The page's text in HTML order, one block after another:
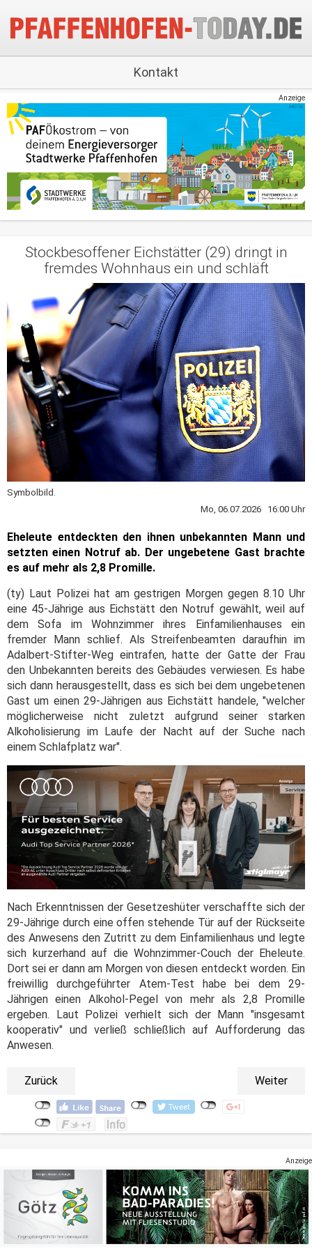
Kontakt
Anzeige
Stockbesoffener Eichstätter (29) dringt in
fremdes Wohnhaus ein und schläft
Symbolbild.
Mo, 06.07.2026 16:00 Uhr
Eheleute entdeckten den ihnen unbekannten Mann und
setzten einen Notruf ab. Der ungebetene Gast brachte
es auf mehr als 2,8 Promille.
(ty) Laut Polizei hat am gestrigen Morgen gegen 8.10 Uhr
eine 45-Jährige aus Eichstätt den Notruf gewählt, weil auf
dem Sofa im Wohnzimmer ihres Einfamilienhauses ein
fremder Mann schlief. Als Streifenbeamten daraufhin im
Adalbert-Stifter-Weg eintrafen, hatte der Gatte der Frau
den Unbekannten bereits des Gebäudes verwiesen. Es habe
sich dann herausgestellt, dass es sich bei dem ungebetenen
Gast um einen 29-Jährigen aus Eichstätt handele, "welcher
möglicherweise nicht zuletzt aufgrund seiner starken
Alkoholisierung im Laufe der Nacht auf der Suche nach
einem Schlafplatz war".
Nach Erkenntnissen der Gesetzeshüter verschaffte sich der
29-Jährige durch eine offen stehende Tür auf der Rückseite
des Anwesens den Zutritt zu dem Einfamilienhaus und legte
sich kurzerhand auf die Wohnzimmer-Couch der Eheleute.
Dort sei er dann am Morgen von diesen entdeckt worden. Ein
freiwillig durchgeführter Atem-Test habe bei dem 29-
Jährigen einen Alkohol-Pegel von mehr als 2,8 Promille
ergeben. Laut Polizei verhielt sich der Mann "insgesamt
kooperativ" und verließ schließlich auf Aufforderung das
Anwesen.
Zurück Weiter
Anzeige